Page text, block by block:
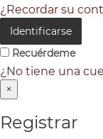
¿Recordar su
Identificarse
Recuérdeme
¿No tiene una
×
Registrar